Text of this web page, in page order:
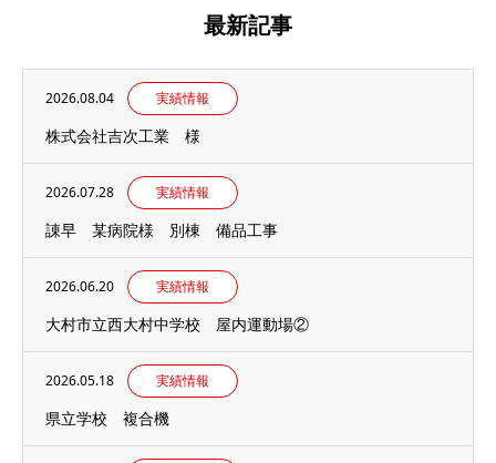
最新記事
2026.08.04 実績情報
株式会社吉次工業 様
2026.07.28 実績情報
諌早 某病院様 別棟 備品工事
2026.06.20 実績情報
大村市立西大村中学校 屋内運動場②
2026.05.18 実績情報
県立学校 複合機